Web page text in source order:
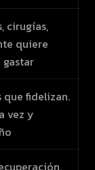
cirugías,
quiere
gastar
que fidelizan.
vez y